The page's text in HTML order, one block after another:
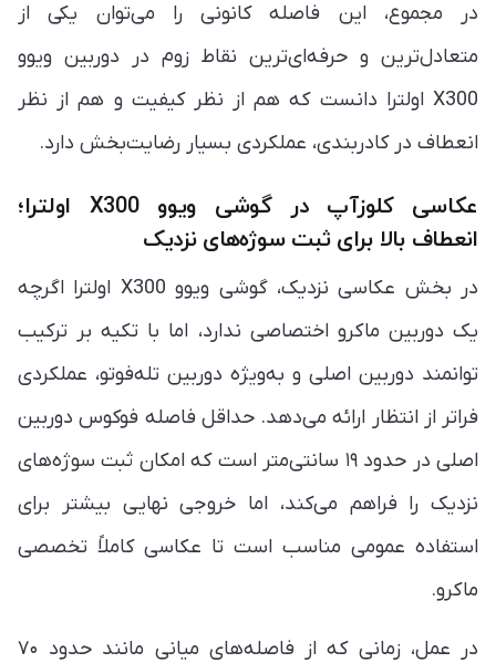
در مجموع، این فاصله کانونی را می‌توان یکی از
متعادل‌ترین و حرفه‌ای‌ترین نقاط زوم در دوربین ویوو
X300 اولترا دانست که هم از نظر کیفیت و هم از نظر
انعطاف در کادربندی، عملکردی بسیار رضایت‌بخش دارد.
عکاسی کلوزآپ در گوشی ویوو X300 اولترا؛
انعطاف بالا برای ثبت سوژه‌های نزدیک
در بخش عکاسی نزدیک، گوشی ویوو X300 اولترا اگرچه
یک دوربین ماکرو اختصاصی ندارد، اما با تکیه بر ترکیب
توانمند دوربین اصلی و به‌ویژه دوربین تله‌فوتو، عملکردی
فراتر از انتظار ارائه می‌دهد. حداقل فاصله فوکوس دوربین
اصلی در حدود ۱۹ سانتی‌متر است که امکان ثبت سوژه‌های
نزدیک را فراهم می‌کند، اما خروجی نهایی بیشتر برای
استفاده عمومی مناسب است تا عکاسی کاملاً تخصصی
ماکرو.
در عمل، زمانی که از فاصله‌های میانی مانند حدود ۷۰